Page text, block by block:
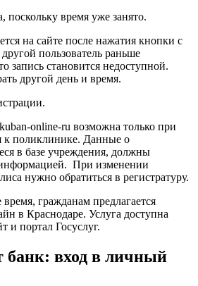
поскольку время уже занято.
на сайте после нажатия кнопки с
пользователь раньше
запись становится недоступной.
другой день и время.
online-ru возможна только при
к поликлинике. Данные о
в базе учреждения, должны
При изменении
нужно обратиться в регистратуру.
гражданам предлагается
в Краснодаре. Услуга доступна
и портал Госуслуг.
банк: вход в личный